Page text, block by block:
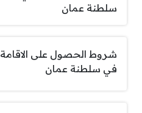
سلطنة عمان
شروط الحصول على الاقامة
في سلطنة عمان